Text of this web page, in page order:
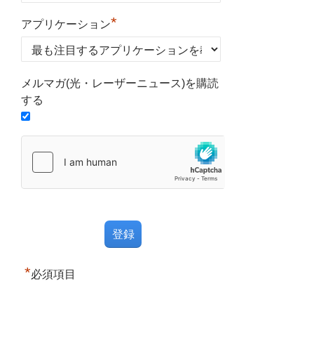
アプリケーション*
メルマガ(光・レーザーニュース)を購読
する
*必須項目